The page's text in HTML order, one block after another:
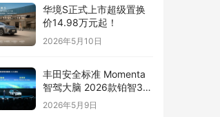
华境S正式上市超级置换
价14.98万元起！
2026年5月10日
丰田安全标准 Momenta
智驾大脑 2026款铂智3X
辅助驾驶全面升级
2026年5月9日